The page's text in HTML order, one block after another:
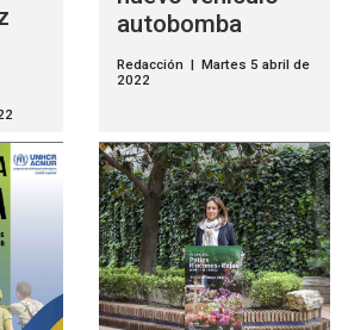
autobomba
Redacción | Martes 5 abril de
2022